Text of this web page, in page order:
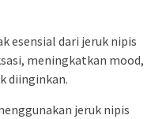
esensial dari jeruk nipis
meningkatkan mood,
diinginkan.
jeruk nipis